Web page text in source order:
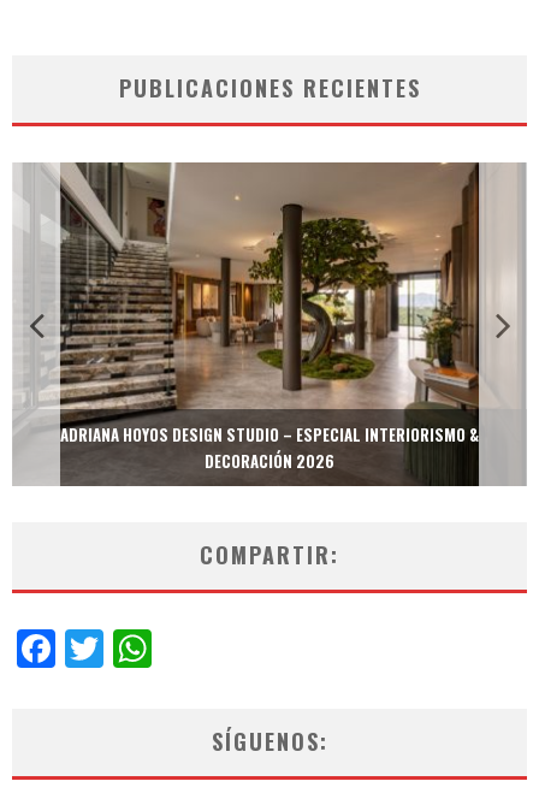
PUBLICACIONES RECIENTES
MULTIOFICINAS / AMOBLARE / TREZE – ESPECIAL INTERIORISMO &
DECORACIÓN 2026
COMPARTIR:
Facebook
Twitter
SÍGUENOS: